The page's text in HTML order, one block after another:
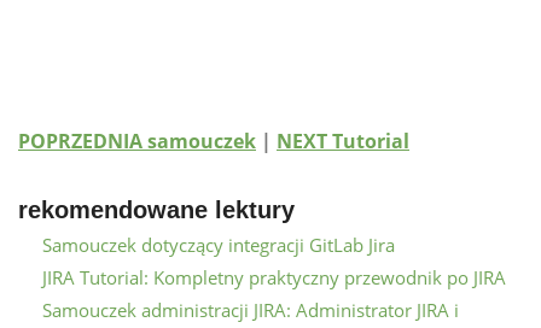
POPRZEDNIA samouczek | NEXT Tutorial
rekomendowane lektury
Samouczek dotyczący integracji GitLab Jira
JIRA Tutorial: Kompletny praktyczny przewodnik po JIRA
Samouczek administracji JIRA: Administrator JIRA i